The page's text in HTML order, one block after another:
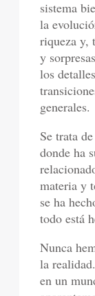
sistema
la
riqueza y,
y
los
generales.
Se trata
donde ha
materia y
se ha
todo está
Nunca
la
en un